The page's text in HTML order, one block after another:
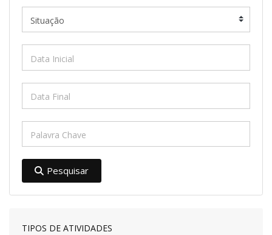
Pesquisar
TIPOS DE ATIVIDADES